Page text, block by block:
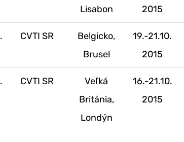
Lisabon
2015
CVTI SR
Belgicko,
Brusel
19.-21.10.
2015
CVTI SR
Veľká
Británia,
Londýn
16.-21.10.
2015